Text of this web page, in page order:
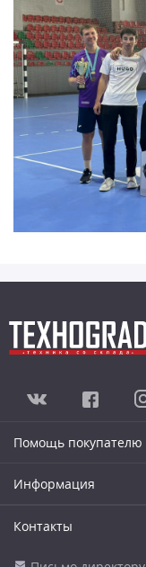
Помощь покупателю
Информация
Контакты